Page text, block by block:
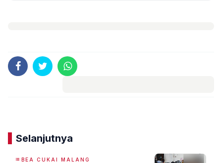
Selanjutnya
BEA CUKAI MALANG